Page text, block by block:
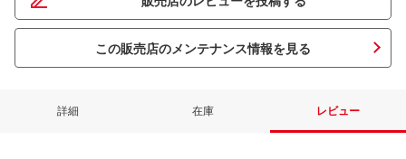
この販売店のメンテナンス情報を見る
詳細 在庫 レビュー